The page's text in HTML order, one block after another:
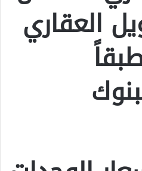
العقاري
طبقاً